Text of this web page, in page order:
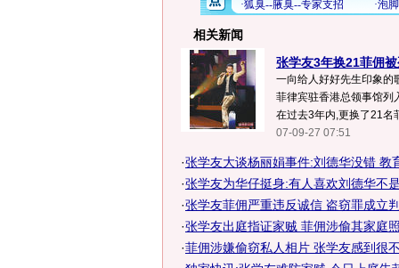
相关新闻
张学友3年换21菲佣
一向给人好好先生印象的
菲律宾驻香港总领事馆列
在过去3年内,更换了21名
07-09-27 07:51
·张学友大谈杨丽娟事件:刘德华没错 教
·张学友为华仔挺身:有人喜欢刘德华不
·张学友菲佣严重违反诚信 盗窃罪成立
·张学友出庭指证家贼 菲佣涉偷其家庭
·菲佣涉嫌偷窃私人相片 张学友感到很